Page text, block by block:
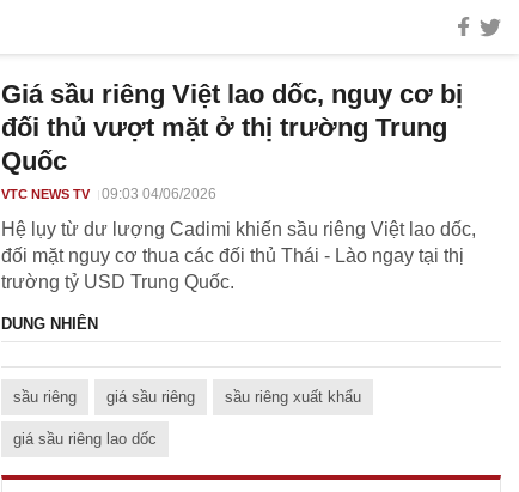
Giá sầu riêng Việt lao dốc, nguy cơ bị
đối thủ vượt mặt ở thị trường Trung
Quốc
VTC NEWS TV 09:03 04/06/2026
Hệ lụy từ dư lượng Cadimi khiến sầu riêng Việt lao dốc,
đối mặt nguy cơ thua các đối thủ Thái - Lào ngay tại thị
trường tỷ USD Trung Quốc.
DUNG NHIÊN
sầu riêng giá sầu riêng sầu riêng xuất khẩu
giá sầu riêng lao dốc